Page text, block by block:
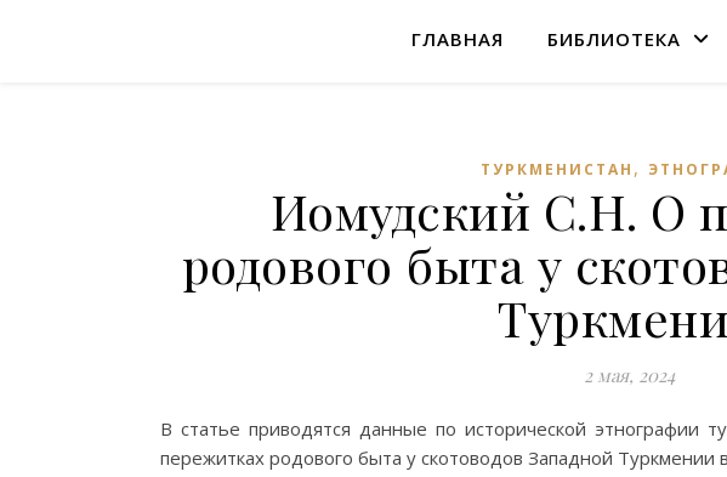
ГЛАВНАЯ БИБЛИОТЕКА
ТУРКМЕНИСТАН ,
Иомудский С.Н. О
родового быта у
2 мая, 2024
В статье приводятся данные по исторической этнографии
пережитках родового быта у скотоводов Западной Туркмении